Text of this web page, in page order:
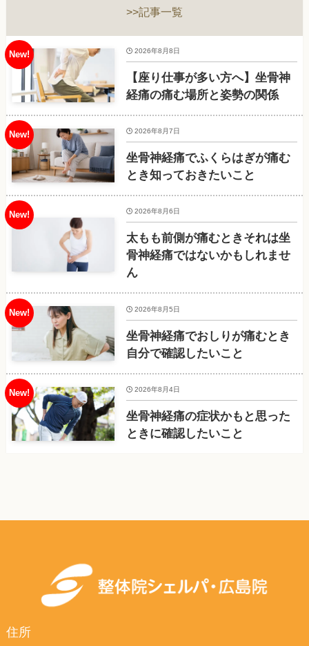
>>記事一覧
【座り仕事が多い方へ】坐骨神
経痛の痛む場所と姿勢の関係
2026年8月8日
坐骨神経痛でふくらはぎが痛む
とき知っておきたいこと
2026年8月7日
太もも前側が痛むときそれは坐
骨神経痛ではないかもしれませ
ん
2026年8月6日
坐骨神経痛でおしりが痛むとき
自分で確認したいこと
2026年8月5日
坐骨神経痛の症状かもと思った
ときに確認したいこと
2026年8月4日
住所